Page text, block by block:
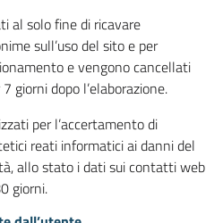
al solo fine di ricavare
sull’uso del sito e per
e vengono cancellati
giorni dopo l’elaborazione.
per l’accertamento di
reati informatici ai danni del
allo stato i dati sui contatti web
giorni.